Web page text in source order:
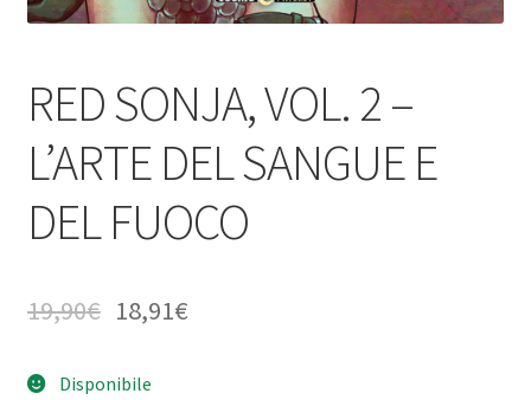
RED SONJA, VOL. 2 –
L’ARTE DEL SANGUE E
DEL FUOCO
19,90€ 18,91€
Disponibile